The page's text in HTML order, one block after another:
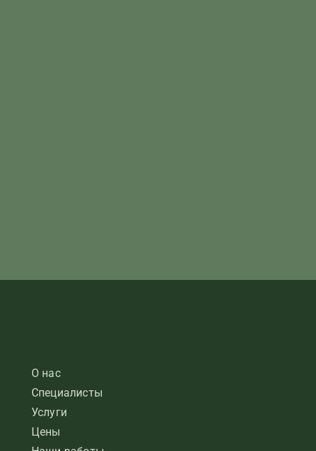
О нас
Специалисты
Услуги
Цены